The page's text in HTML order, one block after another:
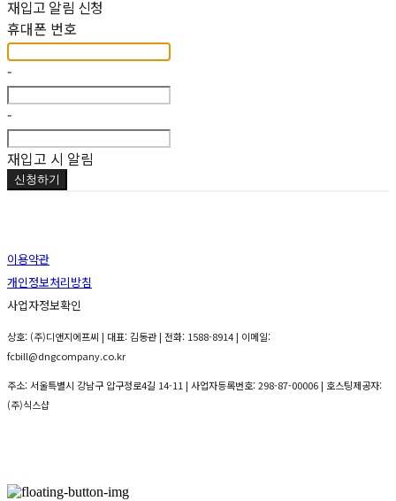
재입고 알림 신청
휴대폰 번호
-
-
재입고 시 알림
신청하기
이용약관
개인정보처리방침
사업자정보확인
상호: (주)디앤지에프씨 | 대표: 김동관 | 전화: 1588-8914 | 이메일:
fcbill@dngcompany.co.kr
주소: 서울특별시 강남구 압구정로4길 14-11 | 사업자등록번호:298-87-00006 | 호스팅제공자:
(주)식스샵